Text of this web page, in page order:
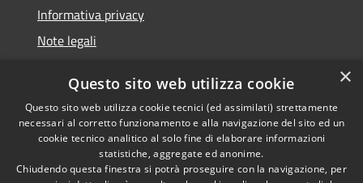
Informativa privacy
Note legali
Segnalazioni di inaccessibilità
RSS Copyright © 2026 • Comune di
×
Questo sito web utilizza cookie
Questo sito web utilizza cookie tecnici (ed assimilati) strettamente
necessari al corretto funzionamento e alla navigazione del sito ed un
cookie tecnico analitico al solo fine di elaborare informazioni
statistiche, aggregate ed anonime.
Chiudendo questa finestra si potrà proseguire con la navigazione, per